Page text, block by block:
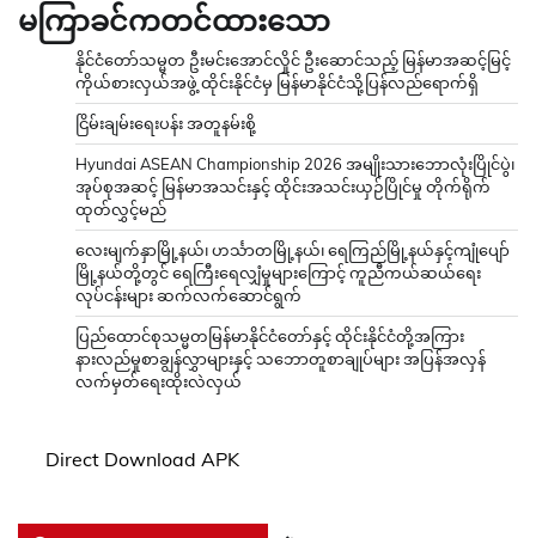
မကြာခင်ကတင်ထားသော
နိုင်ငံတော်သမ္မတ ဦးမင်းအောင်လှိုင် ဦးဆောင်သည့် မြန်မာအဆင့်မြင့်
ကိုယ်စားလှယ်အဖွဲ့ ထိုင်းနိုင်ငံမှ မြန်မာနိုင်ငံသို့ပြန်လည်ရောက်ရှိ
ငြိမ်းချမ်းရေးပန်း အတူနမ်းစို့
Hyundai ASEAN Championship 2026 အမျိုးသားဘောလုံးပြိုင်ပွဲ၊
အုပ်စုအဆင့် မြန်မာအသင်းနှင့် ထိုင်းအသင်းယှဉ်ပြိုင်မှု တိုက်ရိုက်
ထုတ်လွှင့်မည်
လေးမျက်နှာမြို့နယ်၊ ဟင်္သာတမြို့နယ်၊ ရေကြည်မြို့နယ်နှင့်ကျုံပျော်
မြို့နယ်တို့တွင် ရေကြီးရေလျှံမှုများကြောင့် ကူညီကယ်ဆယ်ရေး
လုပ်ငန်းများ ဆက်လက်ဆောင်ရွက်
ပြည်ထောင်စုသမ္မတမြန်မာနိုင်ငံတော်နှင့် ထိုင်းနိုင်ငံတို့အကြား
နားလည်မှုစာချွန်လွှာများနှင့် သဘောတူစာချုပ်များ အပြန်အလှန်
လက်မှတ်ရေးထိုးလဲလှယ်
Direct Download APK